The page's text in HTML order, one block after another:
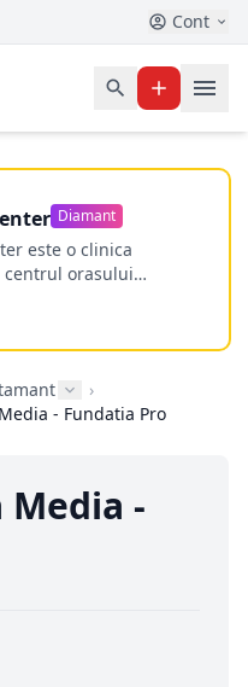
Cont
Diamant
este o clinica
orasului
experienta de
2009 clinica isi
›
- Fundatia Pro
-